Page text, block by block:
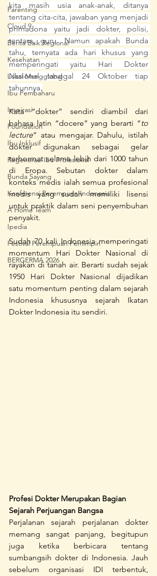
Parenting
Cloud 9
Berita Baik Regional
Kesehatan
Lokal Mengglobal
Ibu Pembaharu
Inspirasi
Foundation
Ibu Inklusif
Regenerasi Ibu Profesional
Bunda Sayang
Konferensi Perempuan Indonesia
A Home Team
Ipedia
Festival Perempuan Pemimpin
BERGERMA 2026
kita masih usia anak-anak, ditanya
tentang cita-cita, jawaban yang menjadi
primadona yaitu jadi dokter, polisi,
tentara, guru. Namun apakah Bunda
tahu, ternyata ada hari khusus yang
memperingati yaitu Hari Dokter
Nasional tanggal 24 Oktober tiap
tahunnya.
Kata “dokter” sendiri diambil dari
bahasa latin “docere” yang berarti “to
lecture” atau mengajar. Dahulu, istilah
dokter digunakan sebagai gelar
terhormat selama lebih dari 1000 tahun
di Eropa. Sebutan dokter dalam
konteks medis ialah semua profesional
medis yang sudah memiliki lisensi
untuk praktik dalam seni penyembuhan
penyakit.
Sudah 70 kali Indonesia memperingati
momentum Hari Dokter Nasional di
rayakan di tanah air. Berarti sudah sejak
1950 Hari Dokter Nasional dijadikan
satu momentum penting dalam sejarah
Indonesia khususnya sejarah Ikatan
Dokter Indonesia itu sendiri.
Profesi Dokter Merupakan Bagian
Sejarah Perjuangan Bangsa
Perjalanan sejarah perjalanan dokter
memang sangat panjang, begitupun
juga ketika berbicara tentang
sumbangsih dokter di Indonesia. Jauh
sebelum organisasi IDI terbentuk,